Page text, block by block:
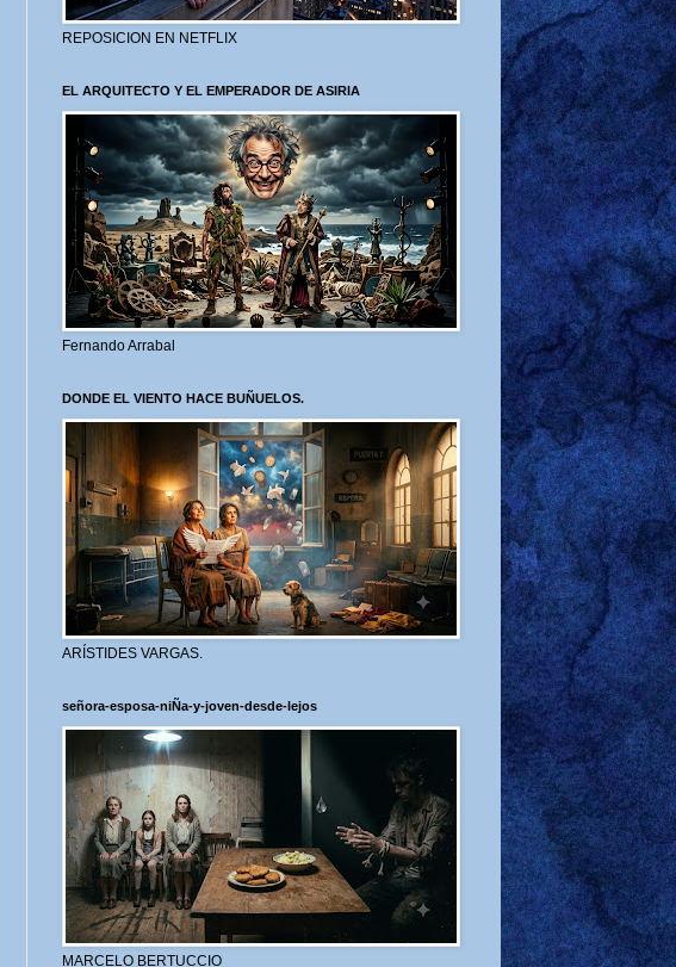
REPOSICION EN NETFLIX
EL ARQUITECTO Y EL EMPERADOR DE ASIRIA
Fernando Arrabal
DONDE EL VIENTO HACE BUÑUELOS.
ARÍSTIDES VARGAS.
señora-esposa-niÑa-y-joven-desde-lejos
MARCELO BERTUCCIO